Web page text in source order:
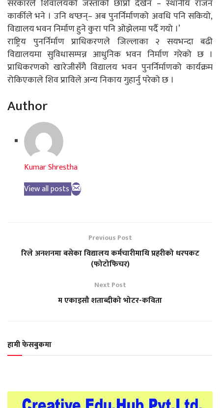
सरकारले शिवालयको जस्ताको छाप्रो देखेन – स्थानीय राजन
कार्कीले भने । उनि थप्छन्– अब पुनर्निर्माणको अवधि पनि सकियो,
विद्यालय भवन निर्माण हुने कुरा पनि ओझेलमा पर्दै गयो ।’
राष्ट्रिय पुनर्निर्माण प्राधिकरणले जिल्लाका २ सयभन्दा बढी
विद्यालयमा सुविधासम्पन्न आधुनिक भवन निर्माण गरेको छ ।
प्राधिकरणको खारेजीसँगै विद्यालय भवन पुनर्निर्माणको कार्यक्रम
रोकिएकाले शिव प्राविले अन्य निकाय गुहार्नु परेको छ ।
Author
Kumar Shrestha
View all posts
Previous Post
रिले अनशनमा बसेका विद्यालय कर्मचारीमाथि प्रहरीको धरपकट
(फोटोफिचर)
Next Post
म एकाइसौ शताब्दीको भोटर-कविता
हामी फेसबुकमा